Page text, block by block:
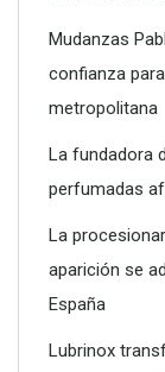
Poliéster
hidráulicas con
Mudanzas
confianza
metropolitana
La fundadora
perfumadas
La
aparición se
España
Lubrinox